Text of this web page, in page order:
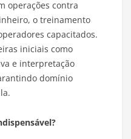
operações contra
o treinamento
capacitados.
iniciais como
e interpretação
domínio